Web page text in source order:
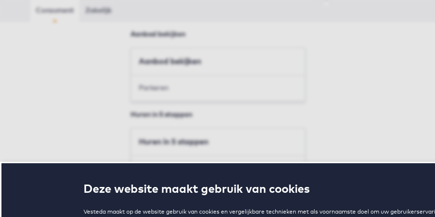
Deze website maakt gebruik van cookies
Vesteda maakt op de website gebruik van cookies en vergelijkbare technieken met als voornaamste doel om uw
Consument Zakelijk
Aanbod bekijken
Aanbod bekijken
Parkeren
Huren in 5 stappen
Huren in 5 stappen
Voorwaarden en toewijzing